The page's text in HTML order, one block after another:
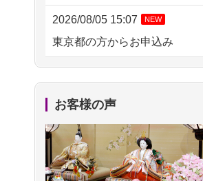
2026/08/05 15:07 NEW
東京都の方からお申込み
2026/08/05 11:33
2026/08/04 17:34
西亀有の方からお申込み
2026/08/04 15:40
お客様の声